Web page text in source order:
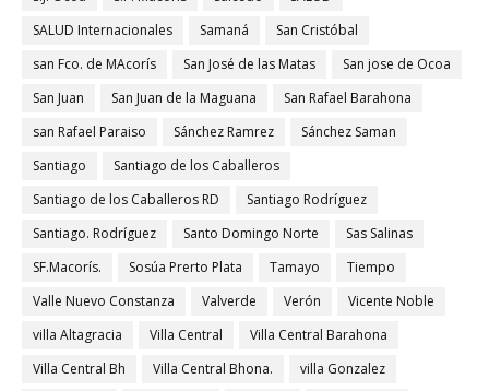
SALUD Internacionales
Samaná
San Cristóbal
san Fco. de MAcorís
San José de las Matas
San jose de Ocoa
San Juan
San Juan de la Maguana
San Rafael Barahona
san Rafael Paraiso
Sánchez Ramrez
Sánchez Saman
Santiago
Santiago de los Caballeros
Santiago de los Caballeros RD
Santiago Rodríguez
Santiago. Rodríguez
Santo Domingo Norte
Sas Salinas
SF.Macorís.
Sosúa Prerto Plata Tamayo
Tiempo
Valle Nuevo Constanza
Valverde Verón
Vicente Noble
villa Altagracia
Villa Central
Villa Central Barahona
Villa Central Bh
Villa Central Bhona.
villa Gonzalez